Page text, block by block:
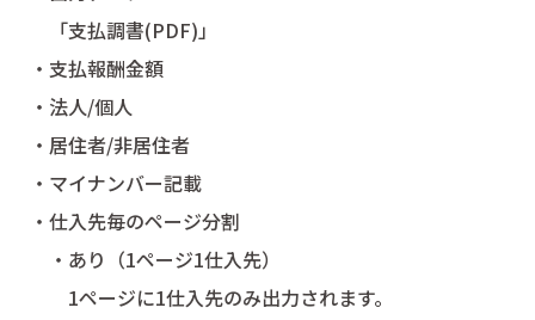
「支払調書(PDF)」
・支払報酬金額
・法人/個人
・居住者/非居住者
・マイナンバー記載
・仕入先毎のページ分割
・あり（1ページ1仕入先）
1ページに1仕入先のみ出力されます。